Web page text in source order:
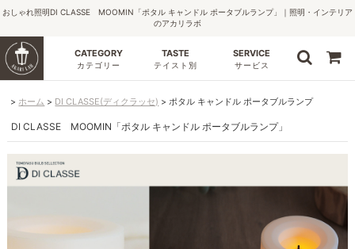
おしゃれ照明DI CLASSE MOOMIN「ポタル キャンドル ポータブルランプ」｜照明・インテリア
のアカリラボ
CATEGORY
カテゴリー
TASTE
テイスト別
SERVICE
サービス
ホーム DI CLASSE(ディクラッセ) ポタル キャンドル ポータブルランプ
DI CLASSE MOOMIN「ポタル キャンドル ポータブルランプ」